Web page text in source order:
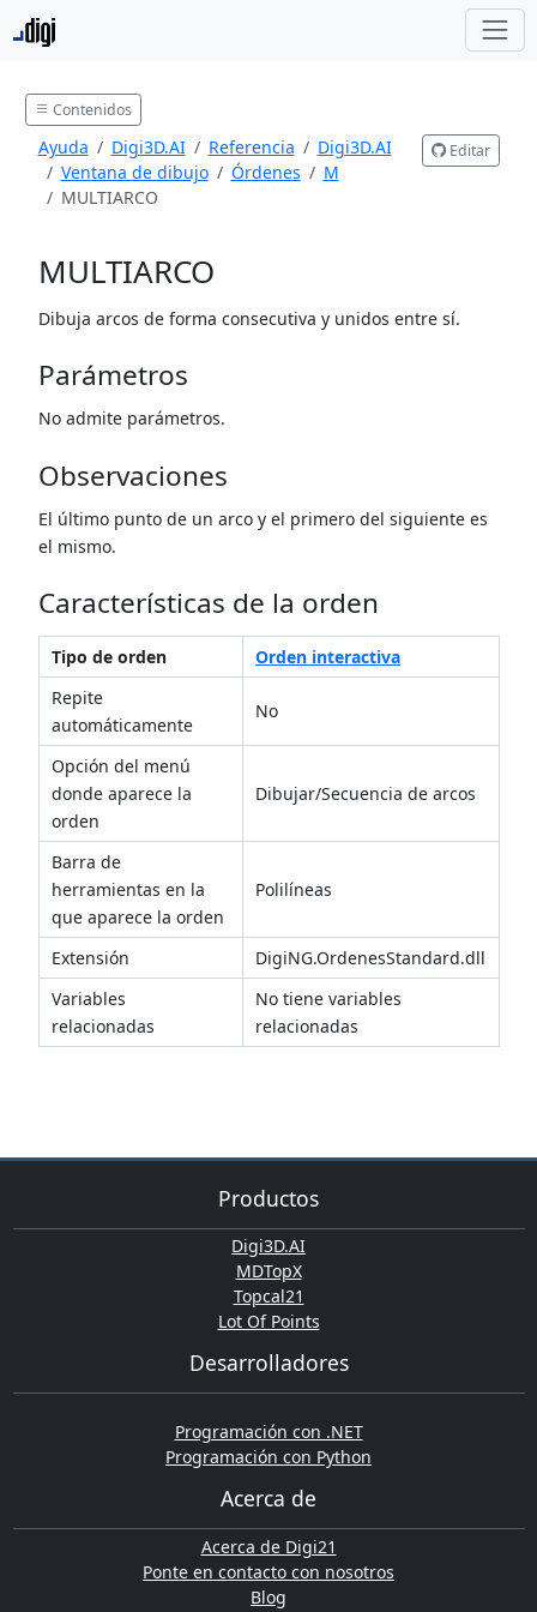
Contenidos
Ayuda Digi3D.AI Referencia
Digi3D.AI
Ventana de dibujo
Órdenes
M
MULTIARCO
Editar
MULTIARCO
Dibuja arcos de forma consecutiva y unidos entre sí.
Parámetros
No admite parámetros.
Observaciones
El último punto de un arco y el primero del siguiente es
el mismo.
Características de la orden
Tipo de orden
Orden interactiva
Repite
automáticamente
No
Opción del menú
donde aparece la
orden
Dibujar/Secuencia de arcos
Barra de
herramientas en la
que aparece la orden
Polilíneas
Extensión
DigiNG.OrdenesStandard.dll
Variables
relacionadas
No tiene variables
relacionadas
Productos
Digi3D.AI
MDTopX
Topcal21
Lot Of Points
Desarrolladores
Programación con .NET
Programación con Python
Acerca de
Acerca de Digi21
Ponte en contacto con nosotros
Blog